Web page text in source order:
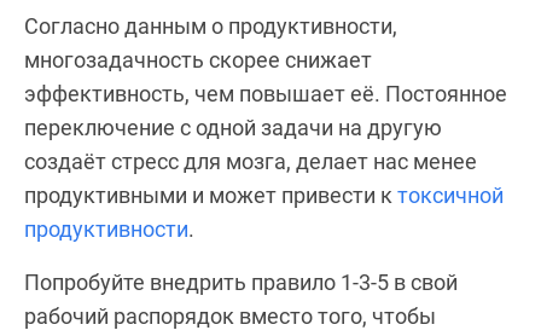
Согласно данным о продуктивности,
многозадачность скорее снижает
эффективность, чем повышает её. Постоянное
переключение с одной задачи на другую
создаёт стресс для мозга, делает нас менее
продуктивными и может привести к токсичной
продуктивности.
Попробуйте внедрить правило 1-3-5 в свой
рабочий распорядок вместо того, чтобы